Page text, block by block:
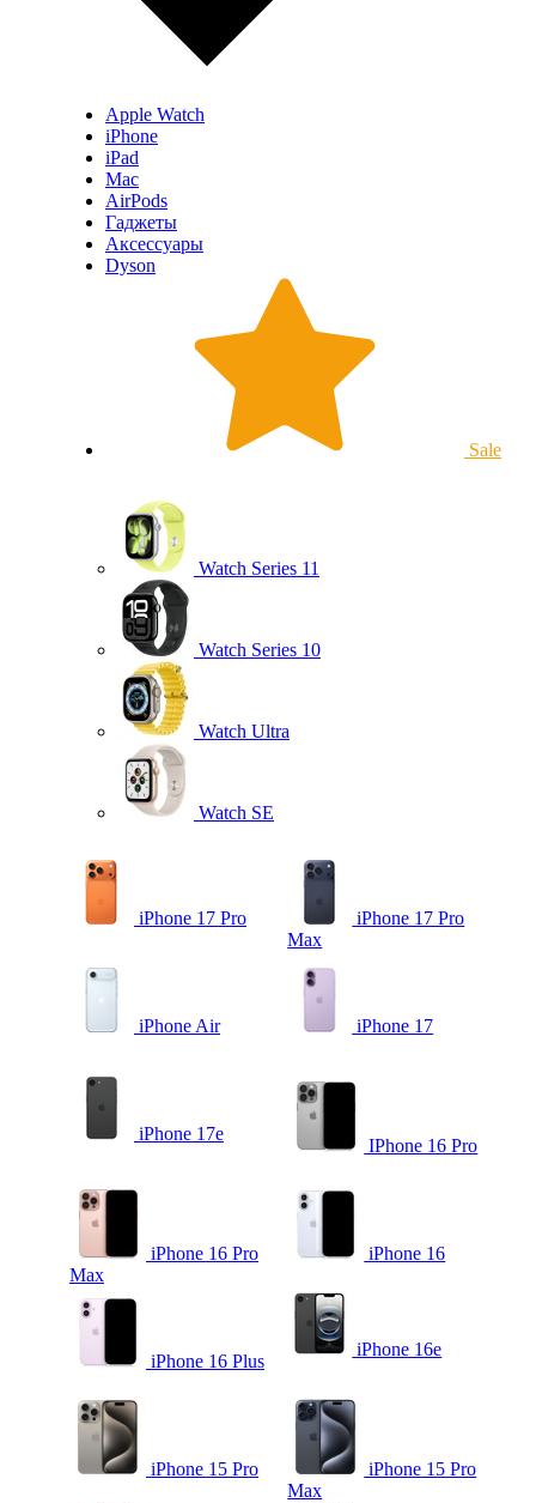
Apple Watch
iPhone
iPad
Mac
AirPods
Гаджеты
Аксессуары
Dyson
Sale
Watch Series 11
Watch Series 10
Watch Ultra
Watch SE
iPhone 17 Pro
iPhone 17 Pro
Max
iPhone Air iPhone 17
iPhone 17e
IPhone 16 Pro
iPhone 16 Pro
Max
iPhone 16
iPhone 16 Plus
iPhone 16e
iPhone 15 Pro
iPhone 15 Pro
Max